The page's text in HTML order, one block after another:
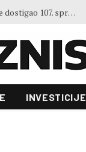
Gradi se prvi neboder visok jedan kilometar: Već je dostigao 107. sprat, završetak za dvije godine
INVESTICIJE